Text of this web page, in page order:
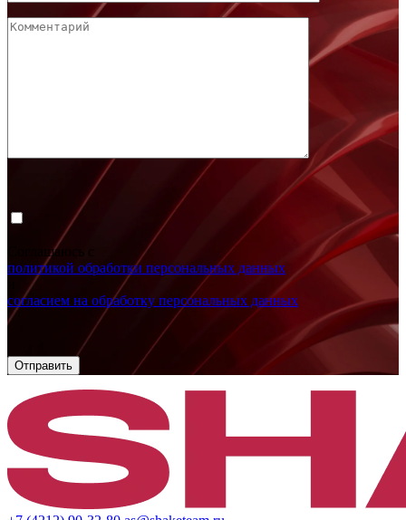
Соглашаюсь с
политикой обработки персональных данных
согласием на обработку персональных данных